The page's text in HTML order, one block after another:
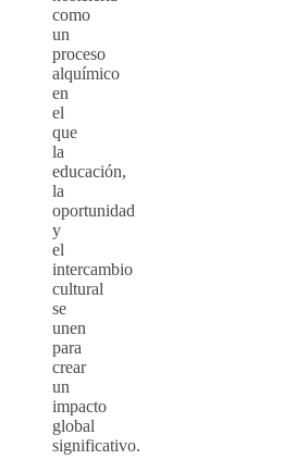
como
un
proceso
alquímico
en
el
que
la
educación,
la
oportunidad
y
el
intercambio
cultural
se
unen
para
crear
un
impacto
global
significativo.